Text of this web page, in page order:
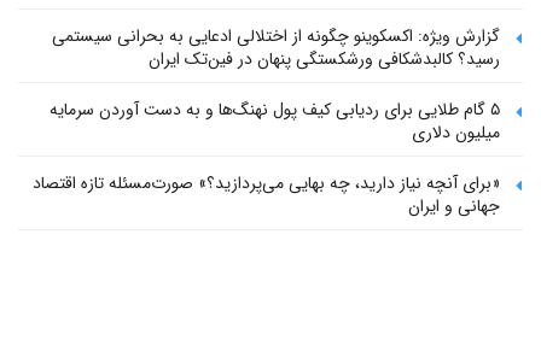
گزارش ویژه: اکسکوینو چگونه از اختلالی ادعایی به بحرانی سیستمی
رسید؟ کالبدشکافی ورشکستگی پنهان در فین‌تک ایران
۵ گام طلایی برای ردیابی کیف پول‌ نهنگ‌ها و به دست آوردن سرمایه
میلیون دلاری
«برای آنچه نیاز دارید، چه بهایی می‌پردازید؟» صورت‌مسئله تازه اقتصاد
جهانی و ایران